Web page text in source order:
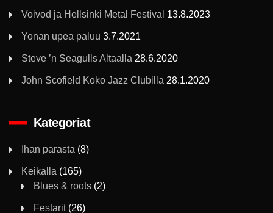
Voivod ja Hellsinki Metal Festival 13.8.2023
Yonan upea paluu 3.7.2021
Steve ’n Seagulls Altaalla 28.6.2020
John Scofield Koko Jazz Clubilla 28.1.2020
Kategoriat
Ihan parasta (8)
Keikalla (165)
Blues & roots (2)
Festarit(26)